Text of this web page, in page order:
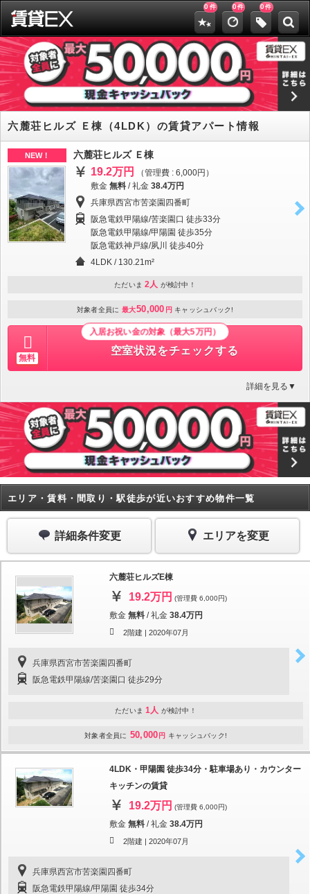
0 件 0件 0件
六麓荘ヒルズ Ｅ棟（4LDK）の賃貸アパート情報
NEW！ 六麓荘ヒルズ Ｅ棟
19.2万円
（管理費 : 6,000円）
敷金 無料 /礼金 38.4万円
兵庫県西宮市苦楽園四番町
阪急電鉄甲陽線/苦楽園口 徒歩33分
阪急電鉄甲陽線/甲陽園 徒歩35分
阪急電鉄神戸線/夙川 徒歩40分
4LDK / 130.21m²
ただいま 2人 が検討中！
対象者全員に 最大50,000 円 キャッシュバック!
無料
入居お祝い金の対象（最大5万円）
空室状況をチェックする
詳細を見る▼
エリア・賃料・間取り・駅徒歩が近いおすすめ物件一覧
詳細条件変更 エリアを変更
六麓荘ヒルズE棟
19.2万円 (管理費 6,000円)
敷金 無料 /礼金 38.4万円
2階建 | 2020年07月
兵庫県西宮市苦楽園四番町
阪急電鉄甲陽線/苦楽園口 徒歩29分
ただいま 1人 が検討中！
対象者全員に 50,000 円 キャッシュバック!
4LDK・甲陽園 徒歩34分・駐車場あり・カウンター
キッチンの賃貸
19.2万円 (管理費 6,000円)
敷金 無料 /礼金 38.4万円
2階建 | 2020年07月
兵庫県西宮市苦楽園四番町
阪急電鉄甲陽線/甲陽園 徒歩34分